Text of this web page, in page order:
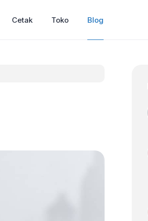
Cetak Toko Blog